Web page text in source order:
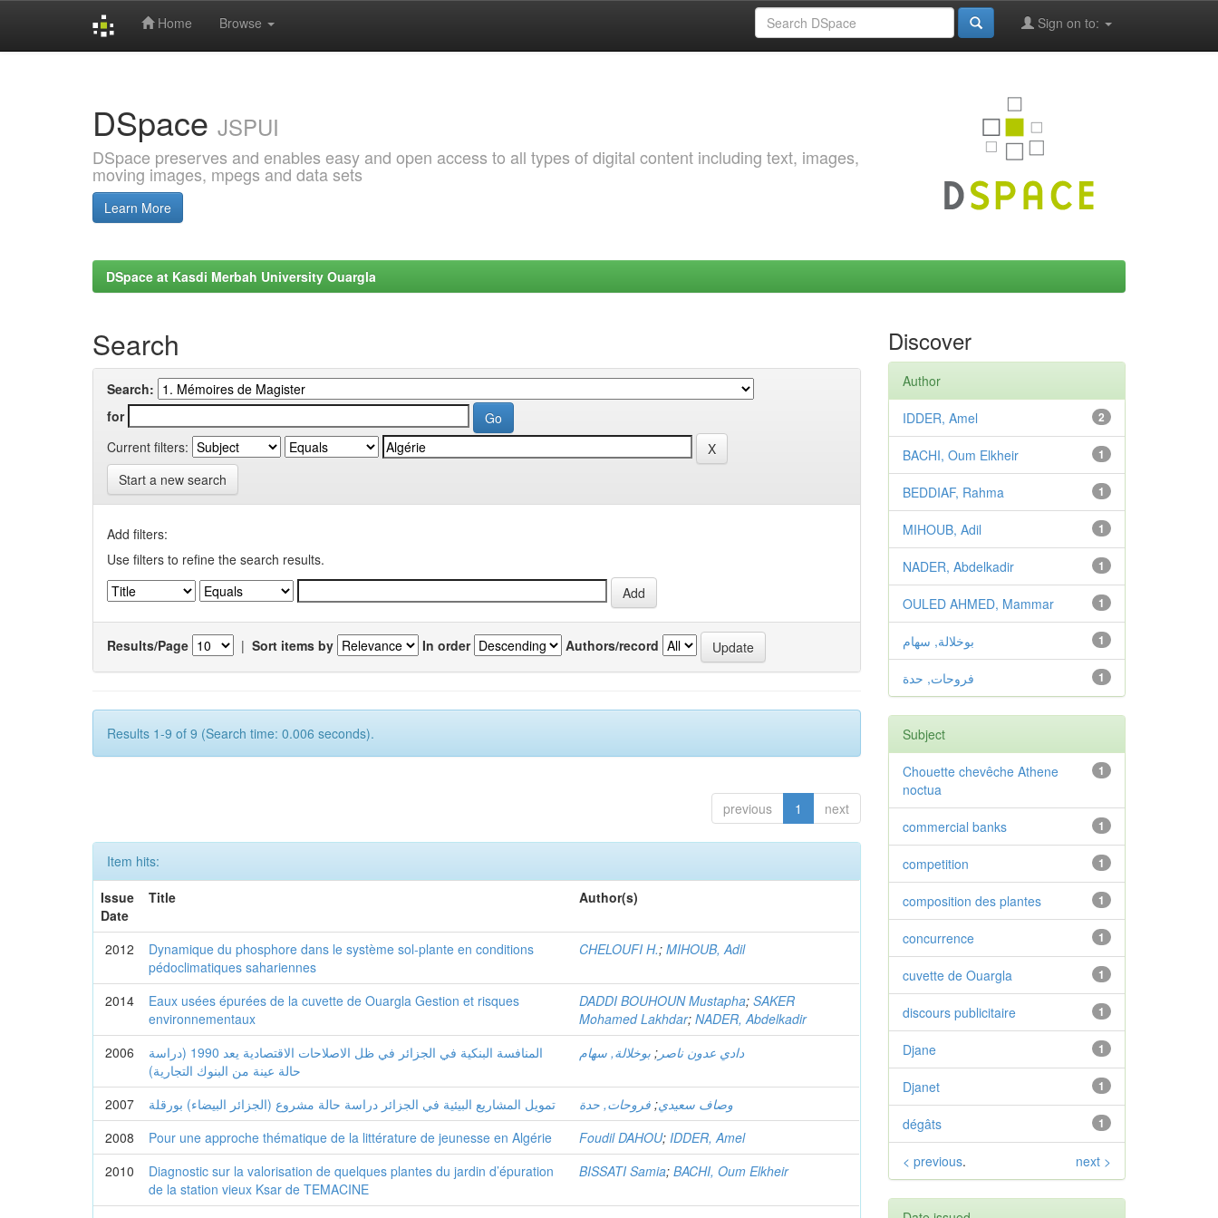
Home Browse Sign on to:
DSpace JSPUI
DSpace preserves and enables easy and open access to all types of digital content including text, images,
moving images, mpegs and data sets
Learn More
DSpace at Kasdi Merbah University Ouargla
Search
Search:
for
Current filters:
Start a new search
Add filters:
Use filters to refine the search results.
Results/Page | Sort items by In order Authors/record
Results 1-9 of 9 (Search time: 0.006 seconds).
previous 1 next
Item hits:
Issue
Date
Title Author(s)
2012
Dynamique du phosphore dans le système sol-plante en conditions
pédoclimatiques sahariennes
CHELOUFI H.;MIHOUB, Adil
2014
Eaux usées épurées de la cuvette de Ouargla Gestion et risques
environnementaux
DADDI BOUHOUN Mustapha;SAKER
Mohamed Lakhdar;NADER, Abdelkadir
2006
المنافسة البنكية في الجزائر في ظل الاصلاحات الاقتصادية يعد 1990 (دراسة
حالة عينة من البنوك التجارية)
دادي عدون ناصر ; بوخلالة, سهام
2007 تمويل المشاريع البيئية في الجزائر دراسة حالة مشروع (الجزائر البيضاء) بورقلة وصاف سعيدي; فروحات, حدة
2008
Pour une approche thématique de la littérature de jeunesse en Algérie Foudil DAHOU;IDDER, Amel
2010
Diagnostic sur la valorisation de quelques plantes du jardin d’épuration
de la station vieux Ksar de TEMACINE
BISSATI Samia;BACHI, Oum Elkheir
Discover
Author
2
IDDER, Amel
1
BACHI, Oum Elkheir
1
BEDDIAF, Rahma
1
MIHOUB, Adil
1
NADER, Abdelkadir
1
OULED AHMED, Mammar
1 بوخلالة, سهام
1 فروحات, حدة
Subject
1
Chouette chevêche Athene
noctua
1
commercial banks
1
competition
1
composition des plantes
1
concurrence
1
cuvette de Ouargla
1
discours publicitaire
1
Djane
1
Djanet
1
dégâts
.
< previous next >